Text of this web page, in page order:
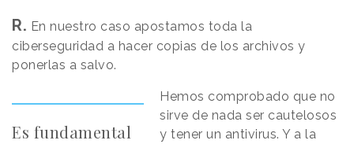
R. En nuestro caso apostamos toda la
ciberseguridad a hacer copias de los archivos y
ponerlas a salvo.
Es fundamental
Hemos comprobado que no
sirve de nada ser cautelosos
y tener un antivirus. Y a la